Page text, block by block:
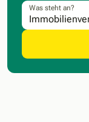
Was steht an?